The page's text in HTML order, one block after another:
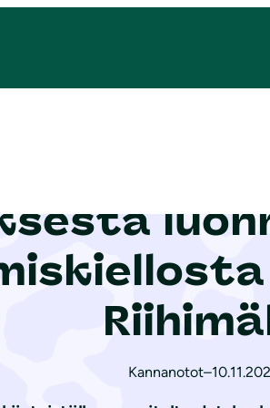
lähteen vaarantamiskiellosta poikkeamiseen, Riihimäki
Prop A
Kannanotot–